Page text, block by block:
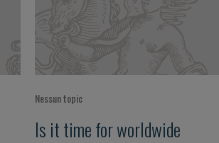
Nessun topic
Is it time for worldwide